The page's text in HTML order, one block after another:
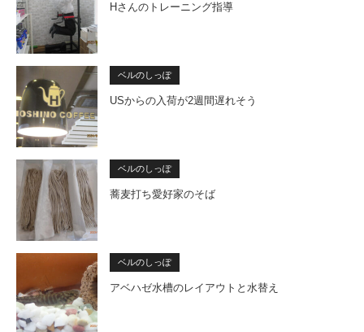
Hさんのトレーニング指導
ベルのしっぽ
USからの入荷が2週間遅れそう
ベルのしっぽ
蕎麦打ち愛好家のそば
ベルのしっぽ
アベハゼ水槽のレイアウトと水替え